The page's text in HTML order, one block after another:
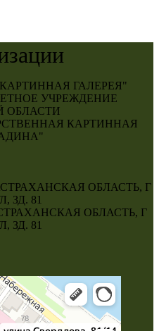
ГАЛЕРЕЯ"
УЧРЕЖДЕНИЕ
ОБЛАСТИ
КАРТИННАЯ
АСТРАХАНСКАЯ ОБЛАСТЬ, Г
ЗД. 81
АСТРАХАНСКАЯ ОБЛАСТЬ, Г
ЗД. 81